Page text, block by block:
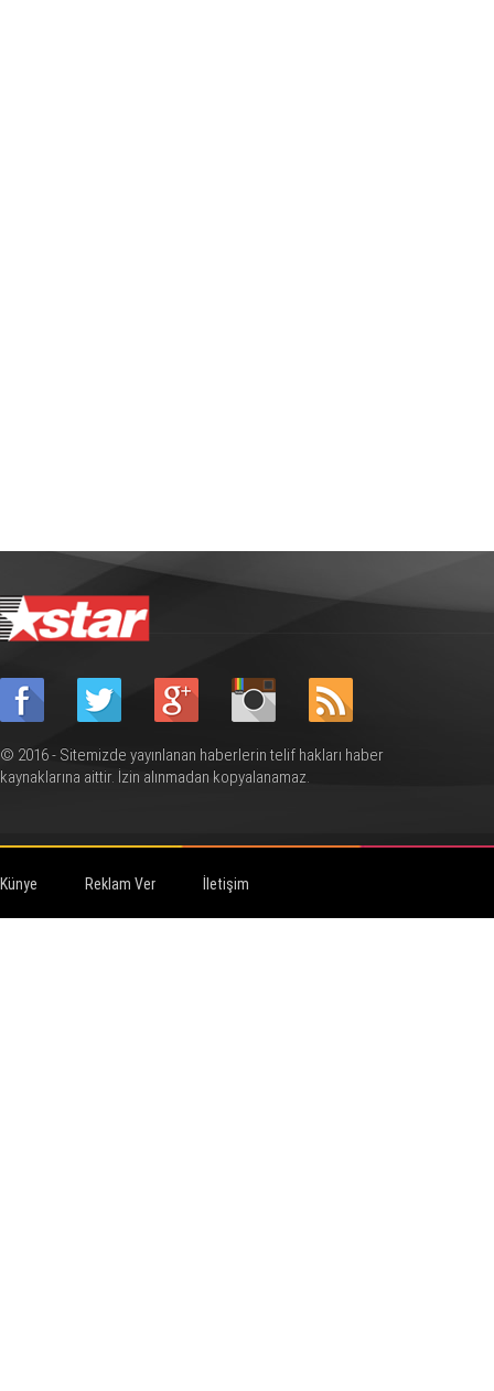
© 2016 - Sitemizde yayınlanan haberlerin telif hakları haber
kaynaklarına aittir. İzin alınmadan kopyalanamaz.
Künye Reklam Ver İletişim